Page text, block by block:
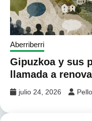
Aberriberri
Gipuzkoa y sus
llamada a
julio 24, 2026